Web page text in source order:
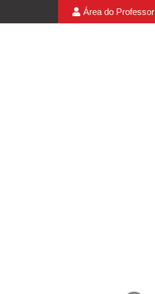
Área do Professor